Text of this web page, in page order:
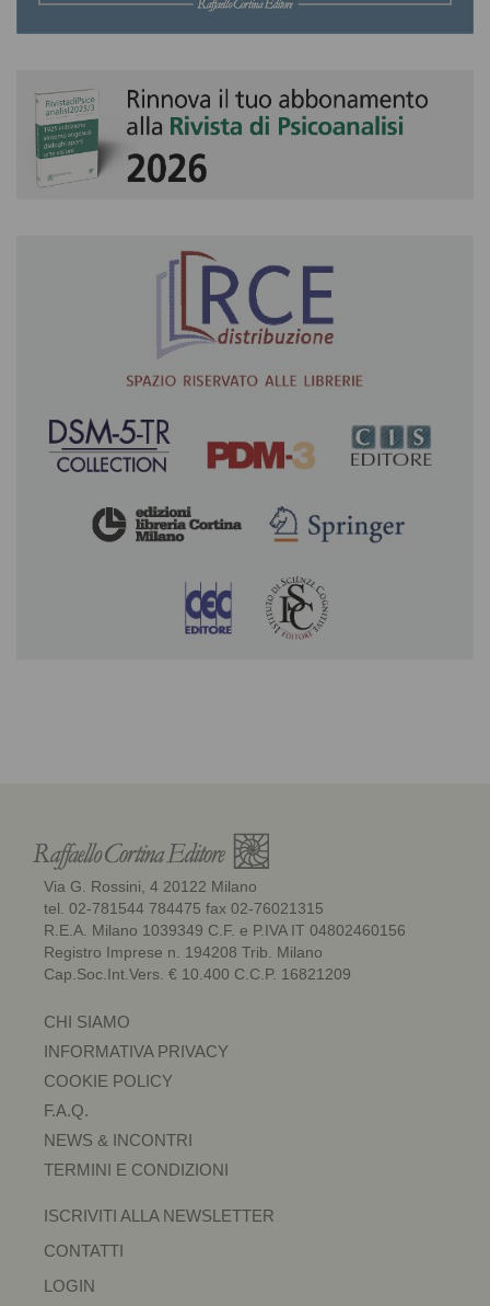
Via G. Rossini, 4 20122 Milano
tel. 02-781544 784475 fax 02-76021315
R.E.A. Milano 1039349 C.F. e P.IVA IT 04802460156
Registro Imprese n. 194208 Trib. Milano
Cap.Soc.Int.Vers. € 10.400 C.C.P. 16821209
CHI SIAMO
INFORMATIVA PRIVACY
COOKIE POLICY
F.A.Q.
NEWS & INCONTRI
TERMINI E CONDIZIONI
ISCRIVITI ALLA NEWSLETTER
CONTATTI
LOGIN